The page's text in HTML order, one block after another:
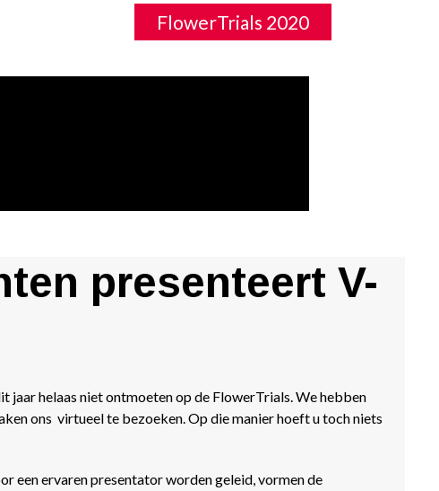
FlowerTrials 2020
presenteert V-
jaar helaas niet ontmoeten op de FlowerTrials. We hebben
ons ​​virtueel te bezoeken. Op die manier hoeft u toch niets
een ervaren presentator worden geleid, vormen de